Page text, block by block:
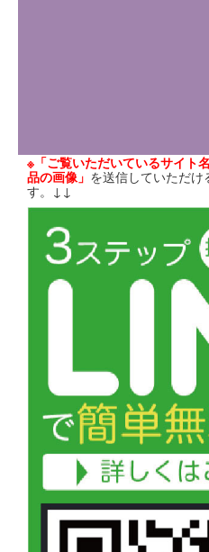
※「ご覧いただいているサイト
品の画像」 を送信していただけ
す。↓↓